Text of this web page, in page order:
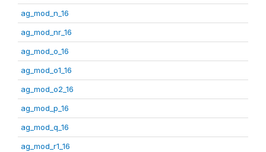
ag_mod_n_16
ag_mod_nr_16
ag_mod_o_16
ag_mod_o1_16
ag_mod_o2_16
ag_mod_p_16
ag_mod_q_16
ag_mod_r1_16